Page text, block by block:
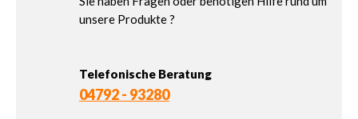
unsere Produkte ?
Telefonische Beratung
04792 - 93280